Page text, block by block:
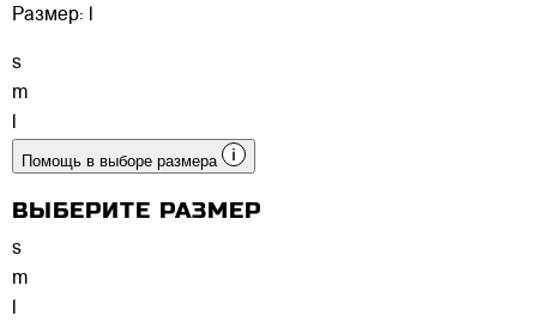
Размер:
s
m
Помощь в выборе размера
ВЫБЕРИТЕ РАЗМЕР
s
m
l